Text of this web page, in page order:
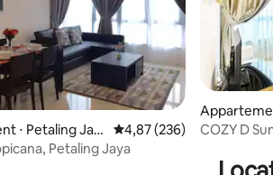
⋅ Petaling Jay
Évaluation moyenne sur
4,87 (236)
Petaling Jaya
COZY D